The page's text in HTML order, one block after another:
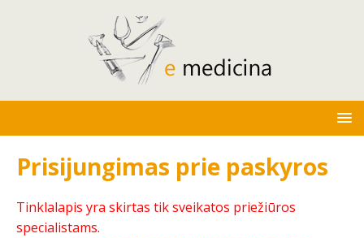
Prisijungimas prie paskyros
Tinklalapis yra skirtas tik sveikatos priežiūros
specialistams.